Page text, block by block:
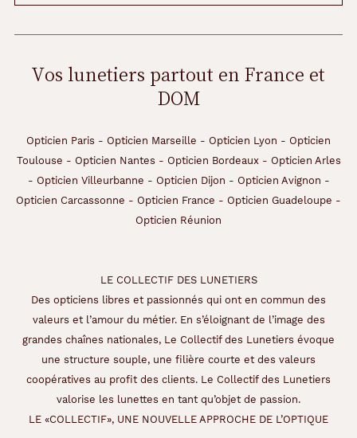
Vos lunetiers partout en France et
DOM
Opticien Paris - Opticien Marseille - Opticien Lyon - Opticien
Toulouse - Opticien Nantes - Opticien Bordeaux- Opticien Arles
- Opticien Villeurbanne - Opticien Dijon - Opticien Avignon -
Opticien Carcassonne - Opticien France - Opticien Guadeloupe -
Opticien Réunion
LE COLLECTIF DES LUNETIERS
Des opticiens libres et passionnés qui ont en commun des
valeurs et l’amour du métier. En s’éloignant de l’image des
grandes chaînes nationales, Le Collectif des Lunetiers évoque
une structure souple, une filière courte et des valeurs
coopératives au profit des clients. Le Collectif des Lunetiers
valorise les lunettes en tant qu’objet de passion.
LE «COLLECTIF», UNE NOUVELLE APPROCHE DE L’OPTIQUE